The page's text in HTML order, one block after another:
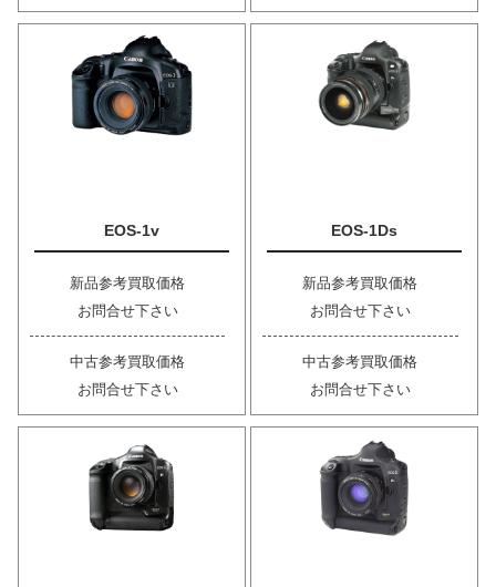
EOS-1v
新品参考買取価格
お問合せ下さい
中古参考買取価格
お問合せ下さい
EOS-1Ds
新品参考買取価格
お問合せ下さい
中古参考買取価格
お問合せ下さい